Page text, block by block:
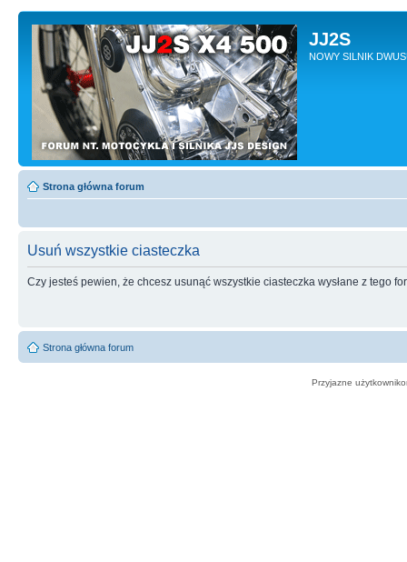
JJ2S
NOWY SILNIK
Strona główna forum
Usuń wszystkie ciasteczka
Czy jesteś pewien, że chcesz usunąć wszystkie ciasteczka wysłane z tego
Strona główna forum
Przyjazne